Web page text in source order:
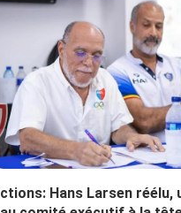
Hans Larsen réélu,